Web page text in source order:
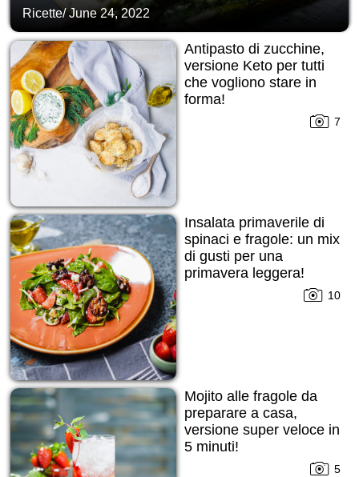
Ricette/June 24, 2022
Antipasto di zucchine,
versione Keto per tutti
che vogliono stare in
forma!
7
Insalata primaverile di
spinaci e fragole: un mix
di gusti per una
primavera leggera!
10
Mojito alle fragole da
preparare a casa,
versione super veloce in
5 minuti!
5